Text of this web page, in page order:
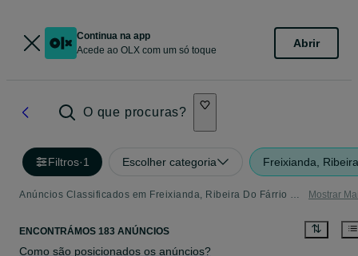
Continua na app
Acede ao OLX com um só toque
Abrir
O que procuras?
Filtros·1 Escolher categoria Freixianda,
Anúncios Classificados em Freixianda, Ribeira Do Fárrio E Formigais - tudo o que precisa Mostrar
ENCONTRÁMOS 183 ANÚNCIOS
Como são posicionados os anúncios?